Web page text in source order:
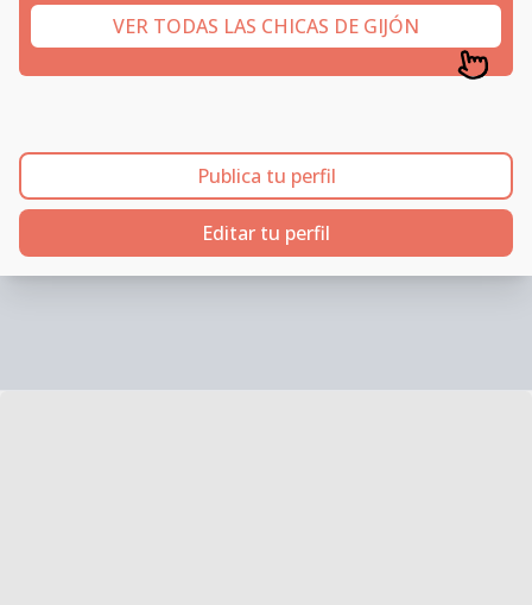
VER TODAS LAS CHICAS DE GIJÓN
Publica tu perfil
Editar tu perfil